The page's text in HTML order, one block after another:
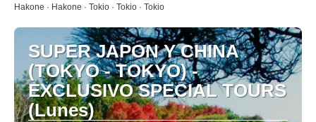
Hakone · Hakone · Tokio · Tokio · Tokio
SUPER JAPON Y CHINA
(TOKYO - TOKYO) -
EXCLUSIVO SPECIAL TOURS
(Lunes)